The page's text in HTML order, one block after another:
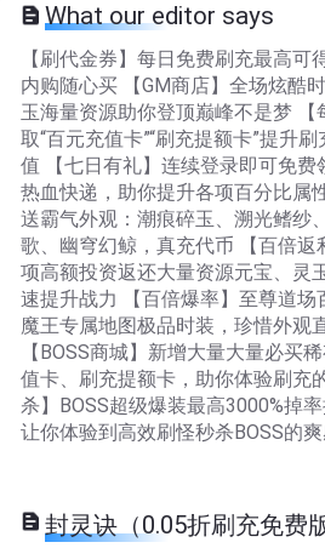
What our editor says
【刷代金券】每日免费刷充最高可
内购随心买 【GM商店】全场炫酷
玉海量资源助你登顶巅峰不是梦 【
取“百元充值卡”“刷充提额卡”提升
值 【七日有礼】连续登录即可免费
热血快递，助你提升各项百分比属
送霸气外观：潮痕碎玉、溯光鳍纱
歌、幽穹幻鲸，真充代币 【百倍返
项高额投资返还大量资源元宝、灵
速提升战力 【百倍爆率】至尊道场
魔王专属地图极品时装，珍惜外观
【BOSS商城】新增大量大量必买
值卡、刷充提额卡，助你体验刷充
杀】BOSS超级爆装最高3000%掉
让你体验到高效刷怪秒杀BOSS的
封灵诀（0.05折刷充免费